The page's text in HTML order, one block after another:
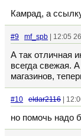
Камрад, а
#9 mf_spb | 12:05
А так отличная
всегда свежая.
магазинов,
#10 eldar2116 |
но помочь надо